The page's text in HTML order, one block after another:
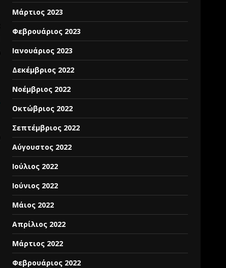
Μάρτιος 2023
Φεβρουάριος 2023
Ιανουάριος 2023
Δεκέμβριος 2022
Νοέμβριος 2022
Οκτώβριος 2022
Σεπτέμβριος 2022
Αύγουστος 2022
Ιούλιος 2022
Ιούνιος 2022
Μάιος 2022
Απρίλιος 2022
Μάρτιος 2022
Φεβρουάριος 2022